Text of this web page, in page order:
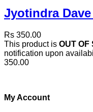
Jyotindra
Rs 350.00
This product is OUT OF
notification upon
350.00
My Account